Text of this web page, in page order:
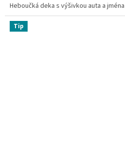
Heboučká deka s výšivkou auta a
Tip